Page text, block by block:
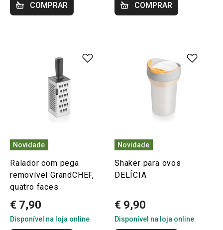
COMPRAR COMPRAR
Novidade
Ralador com pega
removível GrandCHEF,
quatro faces
€ 7,90
Disponível na loja online
Novidade
Shaker para ovos
DELÍCIA
€ 9,90
Disponível na loja online